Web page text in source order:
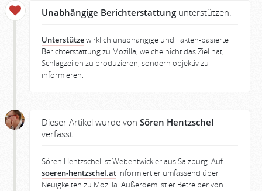
Unabhängige Berichterstattung unterstützen.
Unterstützewirklich unabhängige und Fakten-basierte
Berichterstattung zu Mozilla, welche nicht das Ziel hat,
Schlagzeilen zu produzieren, sondern objektiv zu
informieren.
Dieser Artikel wurde von Sören Hentzschel
verfasst.
Sören Hentzschel ist Webentwickler aus Salzburg. Auf
soeren-hentzschel.at informiert er umfassend über
Neuigkeiten zu Mozilla. Außerdem ist er Betreiber von